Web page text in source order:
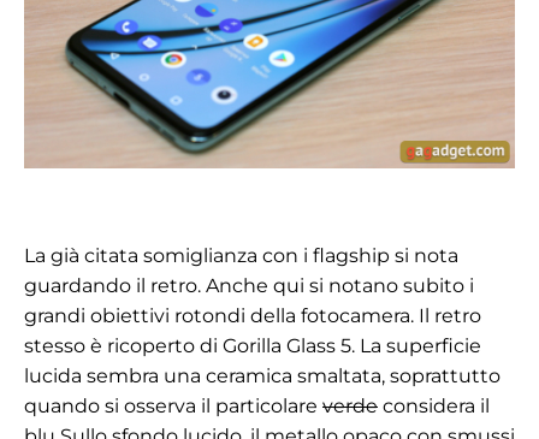
La già citata somiglianza con i flagship si nota
guardando il retro. Anche qui si notano subito i
grandi obiettivi rotondi della fotocamera. Il retro
stesso è ricoperto di Gorilla Glass 5. La superficie
lucida sembra una ceramica smaltata, soprattutto
quando si osserva il particolare verde considera il